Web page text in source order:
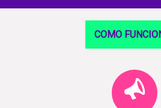
COMO